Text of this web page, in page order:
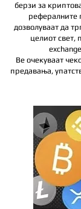
берзи за
рефералните
дозволуваат да
целиот свет,
Ве очекуваат
предавања,